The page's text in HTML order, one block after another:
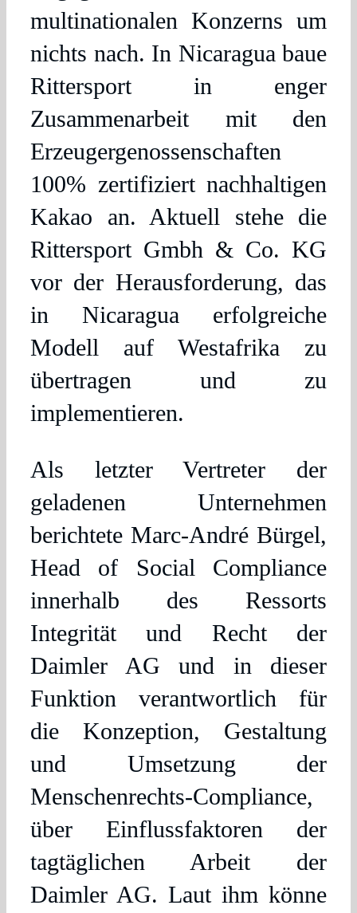
multinationalen Konzerns um
nichts nach. In Nicaragua baue
Rittersport in enger
Zusammenarbeit mit den
Erzeugergenossenschaften
100% zertifiziert nachhaltigen
Kakao an. Aktuell stehe die
Rittersport Gmbh & Co. KG
vor der Herausforderung, das
in Nicaragua erfolgreiche
Modell auf Westafrika zu
übertragen und zu
implementieren.
Als letzter Vertreter der
geladenen Unternehmen
berichtete Marc-André Bürgel,
Head of Social Compliance
innerhalb des Ressorts
Integrität und Recht der
Daimler AG und in dieser
Funktion verantwortlich für
die Konzeption, Gestaltung
und Umsetzung der
Menschenrechts-Compliance,
über Einflussfaktoren der
tagtäglichen Arbeit der
Daimler AG. Laut ihm könne